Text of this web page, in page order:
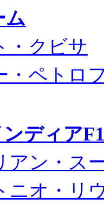
ム
・クビサ
・ペトロ
ディア
アン・ス
ニオ・リ